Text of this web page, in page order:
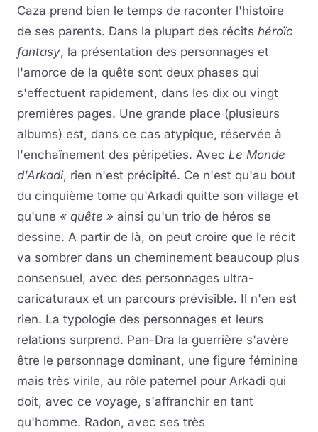
Caza prend bien le temps de raconter l'histoire
de ses parents. Dans la plupart des récits héroïc
fantasy, la présentation des personnages et
l'amorce de la quête sont deux phases qui
s'effectuent rapidement, dans les dix ou vingt
premières pages. Une grande place (plusieurs
albums) est, dans ce cas atypique, réservée à
l'enchaînement des péripéties. Avec Le Monde
d'Arkadi, rien n'est précipité. Ce n'est qu'au bout
du cinquième tome qu'Arkadi quitte son village et
qu'une « quête » ainsi qu'un trio de héros se
dessine. A partir de là, on peut croire que le récit
va sombrer dans un cheminement beaucoup plus
consensuel, avec des personnages ultra-
caricaturaux et un parcours prévisible. Il n'en est
rien. La typologie des personnages et leurs
relations surprend. Pan-Dra la guerrière s'avère
être le personnage dominant, une figure féminine
mais très virile, au rôle paternel pour Arkadi qui
doit, avec ce voyage, s'affranchir en tant
qu'homme. Radon, avec ses très